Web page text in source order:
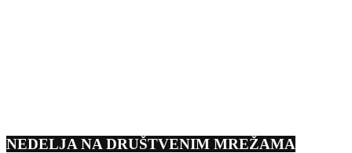
NEDELJA NA DRUŠTVENIM MREŽAMA